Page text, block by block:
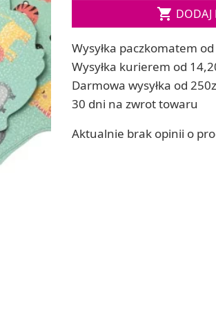
Soda, kwasek, formy do kul do kąpieli
Dodatki: barwniki i zapachy
RZEŹBA, GLINY I ODLEWY
Lepienie i rzeźbienie
Odlewy dekoracyjne
Tworzenie z gliny polimerowej
Modelowanie dla dzieci
 DODAJ
Wysyłka paczkomatem od
Wysyłka kurierem od
Darmowa wysyłka od
30 dni na zwrot towaru
Aktualnie brak opinii o